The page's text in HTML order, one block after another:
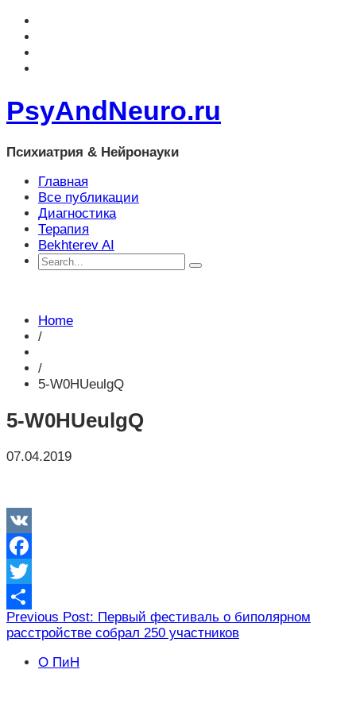
PsyAndNeuro.ru
Психиатрия & Нейронауки
Главная
Все публикации
Диагностика
Терапия
Bekhterev AI
Home
/
/
5-W0HUeulgQ
5-W0HUeulgQ
07.04.2019
VK
Facebook
Twitter
Отправить
Навигация
по
записям
Previous Post: Первый фестиваль о биполярном
расстройстве собрал 250 участников
О ПиН